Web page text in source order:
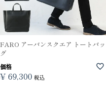
FARO アーバンスクエア トートバッ
グ
価格
¥ 69,300 税込